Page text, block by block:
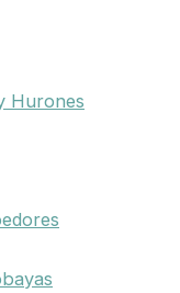
Hurones